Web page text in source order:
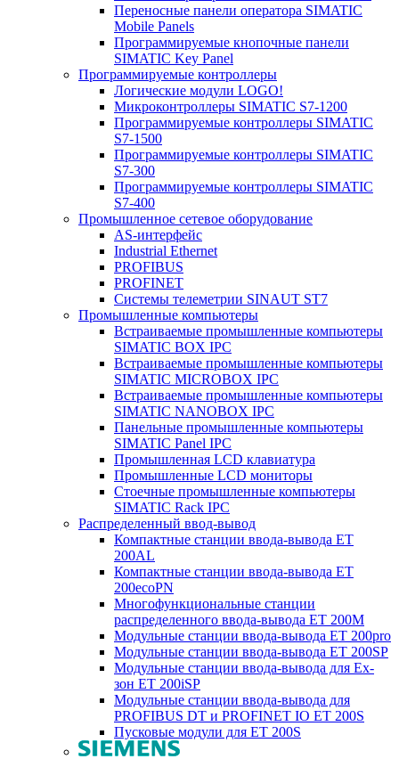
Переносные панели оператора SIMATIC
Mobile Panels
Программируемые кнопочные панели
SIMATIC Key Panel
Программируемые контроллеры
Логические модули LOGO!
Микроконтроллеры SIMATIC S7-1200
Программируемые контроллеры SIMATIC
S7-1500
Программируемые контроллеры SIMATIC
S7-300
Программируемые контроллеры SIMATIC
S7-400
Промышленное сетевое оборудование
AS-интерфейс
Industrial Ethernet
PROFIBUS
PROFINET
Системы телеметрии SINAUT ST7
Промышленные компьютеры
Встраиваемые промышленные компьютеры
SIMATIC BOX IPC
Встраиваемые промышленные компьютеры
SIMATIC MICROBOX IPC
Встраиваемые промышленные компьютеры
SIMATIC NANOBOX IPC
Панельные промышленные компьютеры
SIMATIC Panel IPC
Промышленная LCD клавиатура
Промышленные LCD мониторы
Стоечные промышленные компьютеры
SIMATIC Rack IPC
Распределенный ввод-вывод
Компактные станции ввода-вывода ET
200AL
Компактные станции ввода-вывода ET
200ecoPN
Многофункциональные станции
распределенного ввода-вывода ET 200M
Модульные станции ввода-вывода ET 200pro
Модульные станции ввода-вывода ET 200SP
Модульные станции ввода-вывода для Ex-
зон ET 200iSP
Модульные станции ввода-вывода для
PROFIBUS DT и PROFINET IO ET 200S
Пусковые модули для ET 200S